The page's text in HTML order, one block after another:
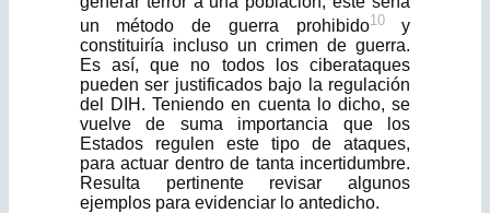
un método de guerra prohibido10y
constituiría incluso un crimen de guerra.
Es así, que no todos los ciberataques
pueden ser justifi­cados bajo la regulación
del DIH. Teniendo en cuenta lo dicho, se
vuelve de suma importancia que los
Estados regulen este tipo de ataques,
para actuar dentro de tanta incertidumbre.
Resulta pertinente revisar algunos
ejemplos para evidenciar lo antedicho.